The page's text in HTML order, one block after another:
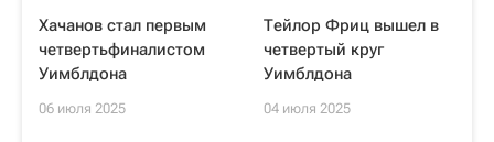
Хачанов стал первым
четвертьфиналистом
Уимблдона
06 июля 2025
Тейлор Фриц вышел в
четвертый круг
Уимблдона
04 июля 2025